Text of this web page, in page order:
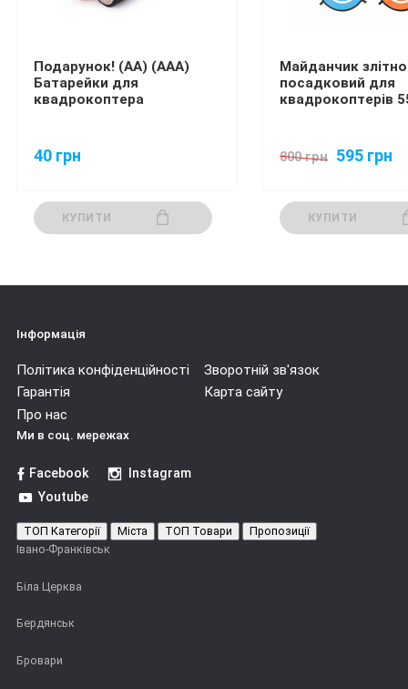
Подарунок! (AA) (ААА)
Батарейки для
квадрокоптера
40 грн
КУПИТИ
Майданчик
посадковий для
квадрокоптерів
800 грн 595 грн
КУПИТИ
Інформація
Політика конфіденційності
Зворотній зв'язок
Гарантія
Карта сайту
Про нас
Ми в соц. мережах
Facebook
Instagram
Youtube
ТОП Категорії Міста ТОП Товари
Пропозиції
Івано-Франківськ
Біла Церква
Бердянськ
Бровари